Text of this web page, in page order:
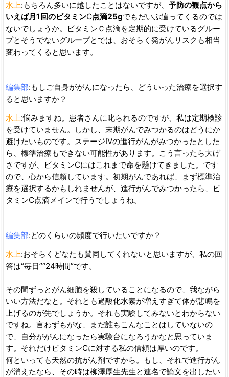
水上:もちろん多いに越したことはないですが、 予防の観点から
いえば月1回のビタミンC点滴25gでもだいぶ違ってくるのでは
ないでしょうか。ビタミンＣ点滴を定期的に受けているグルー
プとそうでないグループとでは、おそらく発がんリスクも相当
変わってくると思います。
編集部:もしご自身ががんになったら、どういった治療を選択す
ると思いますか？
水上:悩みますね。患者さんに叱られるのですが、私は定期検診
を受けていません。しかし、末期がんでみつかるのはどうにか
避けたいものです。ステージⅣの進行がんがみつかったとした
ら、標準治療もできない可能性があります。こう言ったら大げ
さですが、ビタミンCにはこれまで命を懸けてきました。です
ので、心から信頼しています。初期がんであれば、まず標準治
療を選択するかもしれませんが、進行がんでみつかったら、ビ
タミンC点滴メインで行うでしょうね。
編集部:どのくらいの頻度で行いたいですか？
水上:おそらくどなたも賛同してくれないと思いますが、私の回
答は“毎日”“24時間”です。
その間ずっとがん細胞を殺していることになるので、我ながら
いい方法だなと。それとも過酸化水素が増えすぎて体が悲鳴を
上げるのが先でしょうか。それも実験してみないとわからない
ですね。言わずもがな、まだ誰もこんなことはしていないの
で、自分ががんになったら実験台になろうかなと思っていま
す。それだけビタミンCに対する私の信頼は厚いのです。
何といっても天然の抗がん剤ですから。もし、それで進行がん
が消えたなら、その時は柳澤厚生先生と連名で論文を出したい